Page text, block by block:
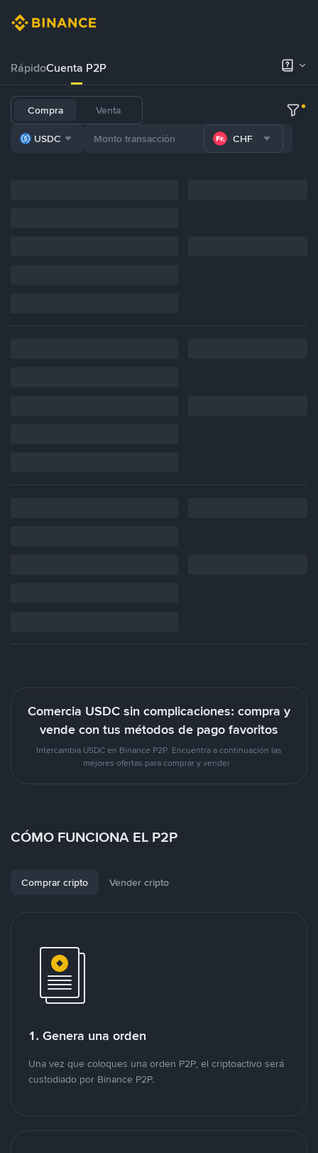
RápidoCuenta P2P
Compra Venta
USDC CHF
Comercia USDC sin complicaciones: compra y
vende con tus métodos de pago favoritos
Intercambia USDC en Binance P2P. Encuentra a continuación las
mejores ofertas para comprar y vender .
CÓMO FUNCIONA EL P2P
Comprar cripto Vender cripto
1. Genera una orden
Una vez que coloques una orden P2P, el criptoactivo será
custodiado por Binance P2P.